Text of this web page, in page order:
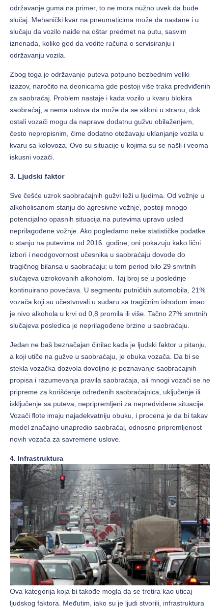
održavanje guma na primer, to ne mora nužno uvek da bude
slučaj. Mehanički kvar na pneumaticima može da nastane i u
slučaju da vozilo naiđe na oštar predmet na putu, sasvim
iznenada, koliko god da vodite računa o servisiranju i
održavanju vozila.
Zbog toga je održavanje puteva potpuno bezbednim veliki
izazov, naročito na deonicama gde postoji više traka predviđenih
za saobraćaj. Problem nastaje i kada vozilo u kvaru blokira
saobraćaj, a nema uslova da može da se skloni u stranu, dok
ostali vozači mogu da naprave dodatnu gužvu obilaženjem,
često nepropisnim, čime dodatno otežavaju uklanjanje vozila u
kvaru sa kolovoza. Ovo su situacije u kojima su se našli i veoma
iskusni vozači.
3. Ljudski faktor
Sve češće uzrok saobraćajnih gužvi leži u ljudima. Od vožnje u
alkoholisanom stanju do agresivne vožnje, postoji mnogo
potencijalno opasnih situacija na putevima upravo usled
neprilagođene vožnje. Ako pogledamo neke statističke podatke
o stanju na putevima od 2016. godine, oni pokazuju kako lični
izbori i neodgovornost učesnika u saobraćaju dovode do
tragičnog bilansa u saobraćaju: u tom period bilo 29 smrtnih
slučajeva uzrokovanih alkoholom. Taj broj se u poslednje
kontinuirano povećava. U segmentu putničkih automobila, 21%
vozača koji su učestvovali u sudaru sa tragičnim ishodom imao
je nivo alkohola u krvi od 0,8 promila ili više. Tačno 27% smrtnih
slučajeva posledica je neprilagođene brzine u saobraćaju.
Jedan ne baš beznačajan činilac kada je ljudski faktor u pitanju,
a koji utiče na gužve u saobraćaju, je obuka vozača. Da bi se
stekla vozačka dozvola dovoljno je poznavanje saobraćajnih
propisa i razumevanja pravila saobraćaja, ali mnogi vozači se ne
pripreme za korišćenje određenih saobraćajnica, uključenje ili
isključenje sa puteva, nepripremljeni za nepredviđene situacije.
Vozači flote imaju najadekvatniju obuku, i procena je da bi takav
model značajno unapredio saobraćaj, odnosno pripremljenost
novih vozača za savremene uslove.
4. Infrastruktura
Ova kategorija koja bi takođe mogla da se tretira kao uticaj
ljudskog faktora. Međutim, iako su je ljudi stvorili, infrastruktura